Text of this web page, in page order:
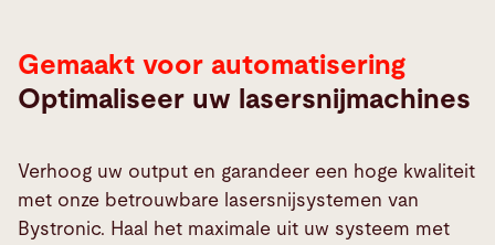
Gemaakt voor automatisering
Optimaliseer uw lasersnijmachines
Verhoog uw output en garandeer een hoge kwaliteit
met onze betrouwbare lasersnijsystemen van
Bystronic. Haal het maximale uit uw systeem met